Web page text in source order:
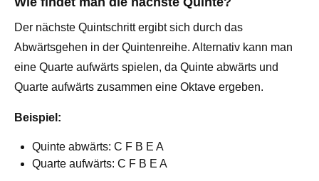
Der nächste Quintschritt ergibt sich durch das
Abwärtsgehen in der Quintenreihe. Alternativ kann man
eine Quarte aufwärts spielen, da Quinte abwärts und
Quarte aufwärts zusammen eine Oktave ergeben.
Beispiel:
Quinte abwärts: C F B E A
Quarte aufwärts: C F B E A